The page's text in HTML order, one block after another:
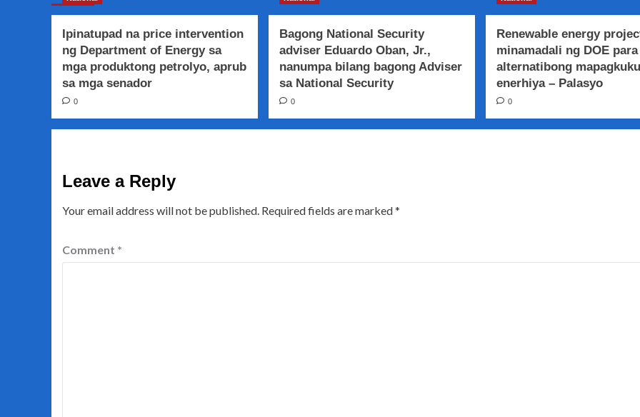
Ipinatupad na price intervention
ng Department of Energy sa
mga produktong petrolyo, aprub
sa mga senador
0
Bagong National Security
adviser Eduardo Oban, Jr.,
nanumpa bilang bagong Adviser
sa National Security
0
Renewable energy
minamadali ng DOE para
alternatibong
enerhiya – Palasyo
0
Leave a Reply
Your email address will not be published. Required fields are marked*
Comment *